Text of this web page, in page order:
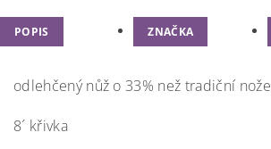
POPIS ZNAČKA
odlehčený nůž o 33% než tradiční nože
8´ křivka